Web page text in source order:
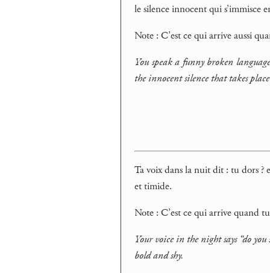
le silence innocent qui s’immisce
Note : C’est ce qui arrive aussi
You speak a funny broken
the innocent silence that takes
Ta voix dans la nuit dit : tu dors ?
et timide.
Note : C’est ce qui arrive quand
Your voice in the night says “do
bold and shy.